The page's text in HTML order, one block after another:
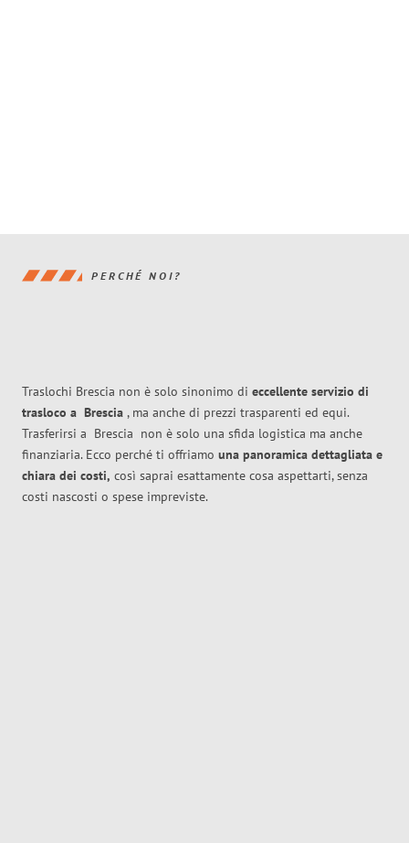
PERCHÉ NOI?
Traslochi Brescia non è solo sinonimo di eccellente servizio di
trasloco a Brescia , ma anche di prezzi trasparenti ed equi.
Trasferirsi a Brescia non è solo una sfida logistica ma anche
finanziaria. Ecco perché ti offriamo una panoramica dettagliata e
chiara dei costi, così saprai esattamente cosa aspettarti, senza
costi nascosti o spese impreviste.